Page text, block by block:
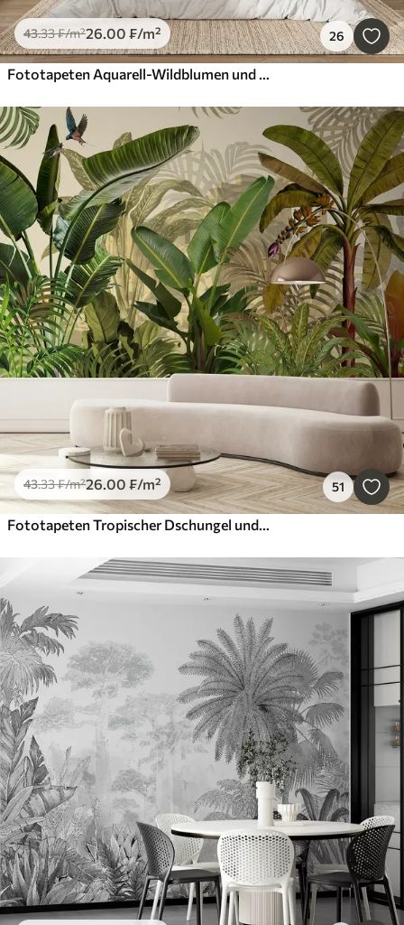
43.33₣/m²26.00 ₣/m² 26
Fototapeten Aquarell-Wildblumen und Schmetterlinge
43.33₣/m²26.00 ₣/m² 51
Fototapeten Tropischer Dschungel und Blätter